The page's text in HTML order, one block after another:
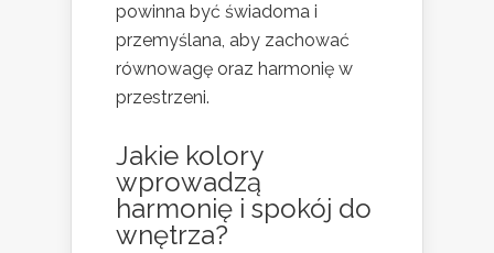
powinna być świadoma i
przemyślana, aby zachować
równowagę oraz harmonię w
przestrzeni.
Jakie kolory
wprowadzą
harmonię i spokój do
wnętrza?